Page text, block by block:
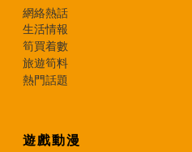
網絡熱話
生活情報
筍買着數
旅遊筍料
熱門話題
遊戲動漫